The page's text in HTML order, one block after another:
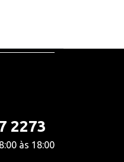
2273
às 18:00